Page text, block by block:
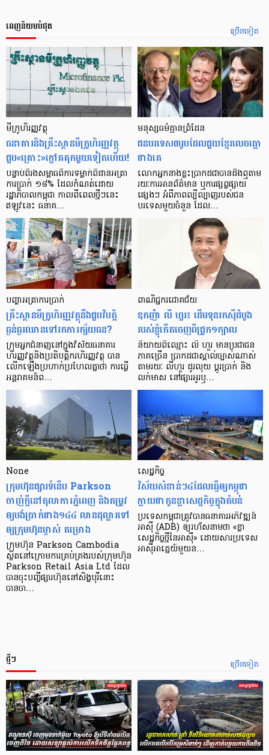
ច្រើនទៀត
ពេញនិយមបំផុត
មីក្រូ​ហិរញ្ញវត្ថុ
ធនាគារ​និង​គ្រឹះស្ថាន​មីក្រូ​ហិរញ្ញវត្ថុ​
ជួប«គ្រោះ»ក្តៅ​គគុក​មួយ​ទៀត​ហើយ!
បន្ទាប់​ពី​រង​សម្ពាធ​​ពី​ការ​ទម្លាក់​ពិដាន​អត្រា​
ការ​ប្រាក់ ១៨​% ដែល​កំណត់​ដោយ​
រដ្ឋាភិបាល​កម្ពុជា កាល​ពី​ពេល​ថ្មីៗ​នេះ
ឥឡូវ​នេះ ធនាគ…
មនុស្ស​ធម៌​គ្មាន​ព្រំដែន
ជន​បរទេស​៣​រូប​ដែល​ជួយ​ខ្មែរ​លេច​ធ្លោ​
ជាង​គេ
លោកអ្នក​នាង​ខ្លះ​ប្រាកដ​ជា​បាន​​ដឹង​ឮ​តាម​
រយៈ​ការ​អាន​ព័ត៌មាន ឬ​ការ​ផ្សព្វផ្សាយ​
ផ្សេងៗ អំពី​ភាព​ល្បីល្បាញ​របស់​ជន​
បរទេស​មួយ​ចំនួន ដែល…
បញ្ហា​អត្រា​ការប្រាក់
គ្រឹះស្ថាន​មីក្រូ​ហិរញ្ញវត្ថុ​នឹង​ជួប​វិបត្តិ​
ធ្ងន់ធ្ងរ​ឈាន​ទៅ​រក​ការ​ក្ស័យធន?
ក្រុម​អ្នក​ជំនាញ​នៅ​ក្នុង​វិស័យ​ធនាគារ
ហិរញ្ញវត្ថុ​និង​ប្រតិបត្តិករ​ហិរញ្ញ​វត្ថុ បាន​​
លើក​ឡើង​ប្រហាក់​ប្រហែល​គ្នា​ថា ការ​ធ្វើ​
អន្តរាគមន៍​ព…
ពាណិជ្ជករជោគជ័យ
ឧកញ៉ា លី ហួរ៖ ដើមទុនរកស៊ីដំបូង
របស់ខ្ញុំកើតចេញពីជ្រូក១ក្បាល
និយាយ​ពី​ឈ្មោះ លី ហួរ មាន​ប្រជាជន​
ភាគ​ច្រើន ប្រាកដ​ជា​ស្គាល់​ច្បាស់​ណាស់
តាមរយៈ លីហួរ ដូរ​លុយ ប្តូរ​បា្រក់ និង​
លក់​មាស នៅ​ផ្សារ​អូរ​ឫ…
None
ក្រុមហ៊ុនផ្សារទំនើប Parkson
ចាញ់ក្ដីនៅតុលាការភ្នំពេញ និងតម្រូវ
ឲ្យបង់ប្រាក់ជាង១៤៤ លានដុល្លារទៅ
ឲ្យក្រុមហ៊ុនម្ចាស់ គម្រោង
ក្រុមហ៊ុន Parkson Cambodia
ស្ថិតនៅក្រោមការគ្រប់គ្រងរបស់ក្រុមហ៊ុន
Parkson Retail Asia Ltd ដែល
បានចុះបញ្ចីផ្សារហ៊ុននៅសិង្ហបុរីនោះ
បានចា…
សេដ្ឋកិច្ច​
វិស័យ​សំខាន់ៗ​៤​ដែល​ធ្វើ​ឲ្យ​កម្ពុជា​
ក្លាយ​ជា​កូន​ខ្លា​សេដ្ឋកិច្ច​ក្នុង​តំបន់
ប្រទេស​កម្ពុជា​ត្រូវ​បាន​ធនាគារ​អភិវឌ្ឍន៍​
អាស៊ី (ADB) ឲ្យ​រហ័ស​នាមថា «ខ្លា​
សេដ្ឋកិច្ច​ថ្មី​នៃ​អាស៊ី» ដោយសារ​ប្រទេស​
អាស៊ី​អាគ្នេយ៍​មួយ​ន…
ច្រើនទៀត
ថ្មីៗ